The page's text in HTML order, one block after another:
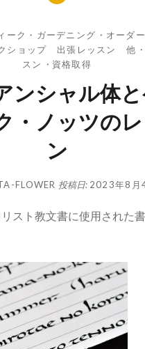
ーク・ガーデニング ・ オーダー
ショップ 出張レッスン 他 ・
スン ・ 資格取得
ンシャル体
・ノッツの
ン
FLOWER 投稿日: 2023年8月
スト教文書に使用された